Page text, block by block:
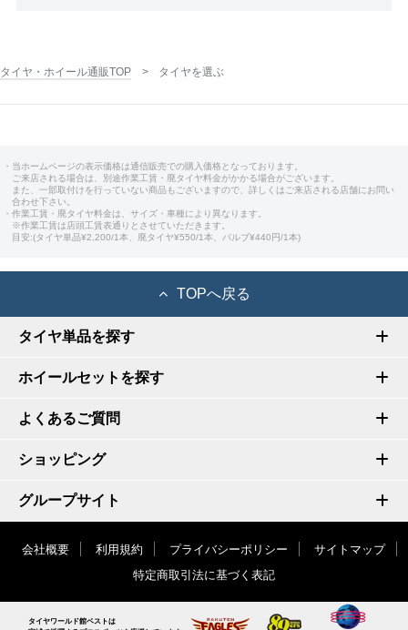
タイヤ・ホイール通販TOP タイヤを選ぶ
・当ホームページの表示価格は通信販売での購入価格となっております。
ご来店される場合は、別途作業工賃・廃タイヤ料金がかかる場合がございます。
また、一部取付けを行っていない商品もございますので、詳しくはご来店される店舗にお問い
合わせ下さい。
・作業工賃・廃タイヤ料金は、サイズ・車種により異なります。
※作業工賃は店頭工賃表通りとさせていただきます。
目安:(タイヤ単品¥2,200/1本、廃タイヤ¥550/1本、バルブ¥440円/1本)
TOPへ戻る
タイヤ単品を探す
ホイールセットを探す
よくあるご質問
ショッピング
グループサイト
会社概要 利用規約 プライバシーポリシー
サイトマップ
特定商取引法に基づく表記
タイヤワールド館ベストは